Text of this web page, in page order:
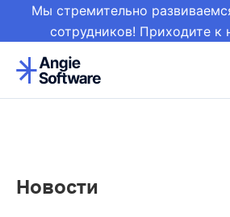
Мы стремительно
сотрудников! Приходите к
Новости